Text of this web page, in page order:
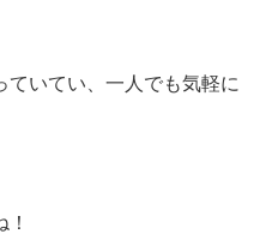
ていてい、一人でも気軽に